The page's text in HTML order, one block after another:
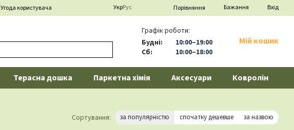
Угода користувача УкрРус Порівняння Бажання Вхід
Графік роботи:
Будні:
10:00–19:00
Сб:
10:00–18:00
Мій кошик
Терасна дошка Паркетна хімія Аксесуари Ковролін
Сортування: за популярністю спочатку дешевше за назвою